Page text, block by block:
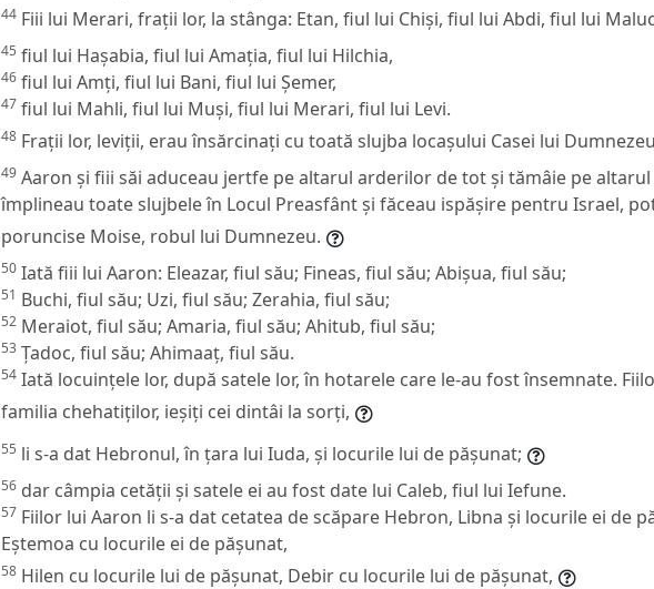
44 Fiii lui Merari, frații lor, la stânga: Etan, fiul lui Chiși, fiul lui Abdi, fiul lui
45 fiul lui Hașabia, fiul lui Amația, fiul lui Hilchia,
46 fiul lui Amți, fiul lui Bani, fiul lui Șemer,
47 fiul lui Mahli, fiul lui Muși, fiul lui Merari, fiul lui Levi.
48 Frații lor, leviții, erau însărcinați cu toată slujba locașului Casei lui
49 Aaron și fiii săi aduceau jertfe pe altarul arderilor de tot și tămâie pe
împlineau toate slujbele în Locul Preasfânt și făceau ispășire pentru Israel,
poruncise Moise, robul lui Dumnezeu.
50 Iată fiii lui Aaron: Eleazar, fiul său; Fineas, fiul său; Abișua, fiul său;
51 Buchi, fiul său; Uzi, fiul său; Zerahia, fiul său;
52 Meraiot, fiul său; Amaria, fiul său; Ahitub, fiul său;
53 Țadoc, fiul său; Ahimaaț, fiul său.
54 Iată locuințele lor, după satele lor, în hotarele care le-au fost însemnate.
familia chehatiților, ieșiți cei dintâi la sorți,
55 li s-a dat Hebronul, în țara lui Iuda, și locurile lui de pășunat;
56 dar câmpia cetății și satele ei au fost date lui Caleb, fiul lui Iefune.
57 Fiilor lui Aaron li s-a dat cetatea de scăpare Hebron, Libna și locurile ei de
Eștemoa cu locurile ei de pășunat,
58 Hilen cu locurile lui de pășunat, Debir cu locurile lui de pășunat,